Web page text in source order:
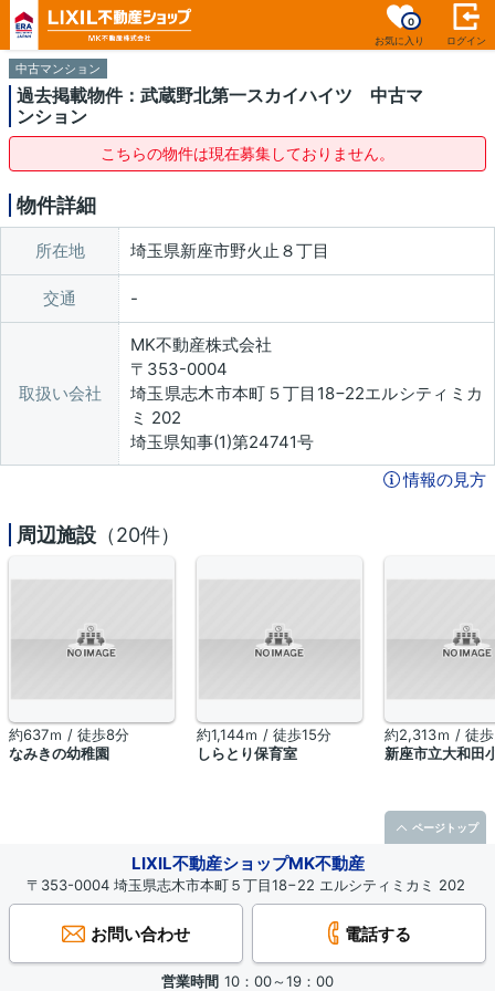
お気に入り
0
ログイン
中古マンション
過去掲載物件：武蔵野北第一スカイハイツ 中古マ
ンション
こちらの物件は現在募集しておりません。
物件詳細
所在地 埼玉県新座市野火止８丁目
交通
取扱い会社
MK不動産株式会社
〒353-0004
埼玉県志木市本町５丁目18−22エルシティミカ
ミ 202
埼玉県知事(1)第24741号
情報の見方
周辺施設 （20件）
約637ｍ / 徒歩8分
なみきの幼稚園
約1,144ｍ / 徒歩15分
しらとり保育室
約2,313ｍ / 徒
新座市立大和田
LIXIL不動産ショップMK不動産
〒353-0004 埼玉県志木市本町５丁目18−22 エルシティミカミ 202
お問い合わせ 電話する
営業時間 10：00～19：00
ページトップ